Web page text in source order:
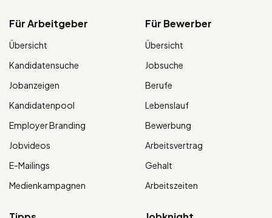
Für Arbeitgeber
Übersicht
Kandidatensuche
Jobanzeigen
Kandidatenpool
Employer Branding
Jobvideos
E-Mailings
Medienkampagnen
Für Bewerber
Übersicht
Jobsuche
Berufe
Lebenslauf
Bewerbung
Arbeitsvertrag
Gehalt
Arbeitszeiten